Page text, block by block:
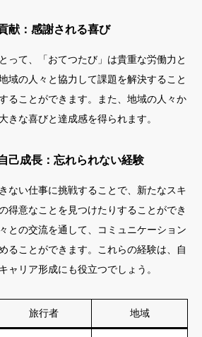
献：感謝される喜び
って、「おてつたび」は貴重な労働力と
域の人々と協力して課題を解決すること
ることができます。また、地域の人々か
きな喜びと達成感を得られます。
己成長：忘れられない経験
ない仕事に挑戦することで、新たなスキ
得意なことを見つけたりすることができ
との交流を通して、コミュニケーション
ることができます。これらの経験は、自
ャリア形成にも役立つでしょう。
旅行者 地域